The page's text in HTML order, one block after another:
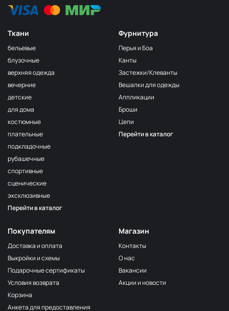
Ткани
бельевые
блузочные
верхняя одежда
вечерние
детские
для дома
костюмные
плательные
подкладочные
рубашечные
спортивные
сценические
эксклюзивные
Перейти в каталог
Фурнитура
Перья и Боа
Канты
Застежки/Клеванты
Вешалки для одежды
Аппликации
Броши
Цепи
Перейти в каталог
Покупателям
Доставка и оплата
Выкройки и схемы
Подарочные сертификаты
Условия возврата
Корзина
Анкета для предоставления
Магазин
Контакты
О нас
Вакансии
Акции и новости